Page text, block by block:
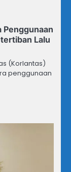
Penggunaan
Lalu
(Korlantas)
penggunaan